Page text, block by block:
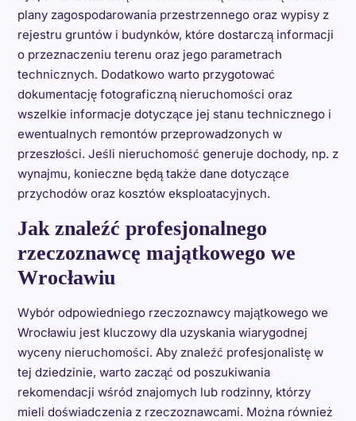
plany zagospodarowania przestrzennego oraz wypisy z
rejestru gruntów i budynków, które dostarczą informacji
o przeznaczeniu terenu oraz jego parametrach
technicznych. Dodatkowo warto przygotować
dokumentację fotograficzną nieruchomości oraz
wszelkie informacje dotyczące jej stanu technicznego i
ewentualnych remontów przeprowadzonych w
przeszłości. Jeśli nieruchomość generuje dochody, np. z
wynajmu, konieczne będą także dane dotyczące
przychodów oraz kosztów eksploatacyjnych.
Jak znaleźć profesjonalnego
rzeczoznawcę majątkowego we
Wrocławiu
Wybór odpowiedniego rzeczoznawcy majątkowego we
Wrocławiu jest kluczowy dla uzyskania wiarygodnej
wyceny nieruchomości. Aby znaleźć profesjonalistę w
tej dziedzinie, warto zacząć od poszukiwania
rekomendacji wśród znajomych lub rodzinny, którzy
mieli doświadczenia z rzeczoznawcami. Można również